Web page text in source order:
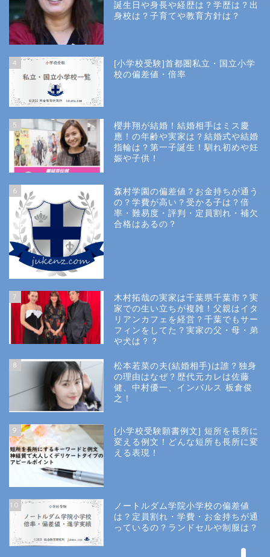
誕生日や身長や経歴は？学歴は？出
身校は？子育てや教育方針は？
4
[小学校受験]首都圏私立・国立小学
校の偏差値・倍率
5
櫻井翔が結婚！結婚相手はミス慶
應！の年齢や実家は？結婚式や結婚
指輪は？第一子誕生！馴れ初めや妊
娠や子供！
6
森村学園の偏差値？お金持ちが通う
の？学費が高い？受かる子は？倍
率・難易度・評判・定員割れ・補欠
合格はあるの？
7
木村拓哉の実家は千葉県千葉市？実
家での生い立ちが複雑！父親はイタ
リアンカフェを経営？千葉でもサー
フィンをしてた？実家の父・母・弟
や犬は？？
8
松本若菜の夫(結婚相手)は誰？独身
の理由はなぜ？歴代元カレは佐藤
健、中村優一、インパルス 板倉俊
之！
9
[小学校受験願書例文] 短所を長所に
変える例文！どんな短所も長所に変
える表現！
10
ノートルダム学院小学校の偏差値
は？定員割れ・学費・お金持ちが通
っているの？ランドセルや制服は？
Privacy Policy
小学校受験
所長コラム
説明会や面接の服装